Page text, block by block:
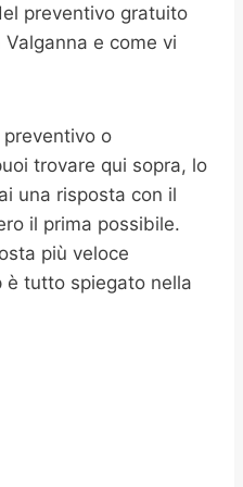
preventivo gratuito
e come vi
o
trovare qui sopra, lo
una risposta con il
il prima possibile.
più veloce
è tutto spiegato nella